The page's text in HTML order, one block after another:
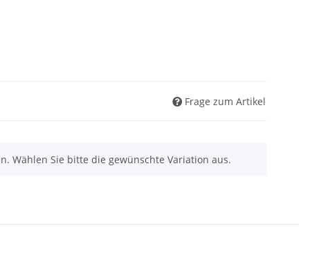
Frage zum Artikel
Wählen Sie bitte die gewünschte Variation aus.